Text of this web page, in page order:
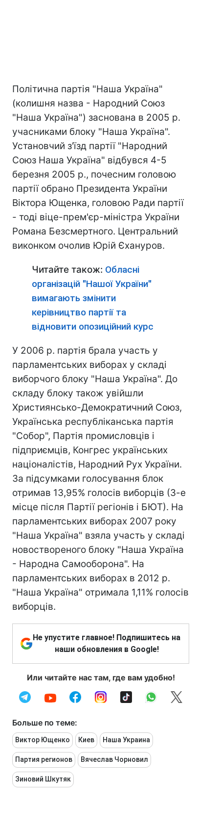
Політична партія "Наша Україна"
(колишня назва - Народний Союз
"Наша Україна") заснована в 2005 р.
учасниками блоку "Наша Україна".
Установчий з'їзд партії "Народний
Союз Наша Україна" відбувся 4-5
березня 2005 р., почесним головою
партії обрано Президента України
Віктора Ющенка, головою Ради партії
- тоді віце-прем'єр-міністра України
Романа Безсмертного. Центральний
виконком очолив Юрій Єхануров.
Читайте також: Обласні
організацій "Нашої України"
вимагають змінити
керівництво партії та
відновити опозиційний курс
У 2006 р. партія брала участь у
парламентських виборах у складі
виборчого блоку "Наша Україна". До
складу блоку також увійшли
Християнсько-Демократичний Союз,
Українська республіканська партія
"Собор", Партія промисловців і
підприємців, Конгрес українських
націоналістів, Народний Рух України.
За підсумками голосування блок
отримав 13,95% голосів виборців (3-е
місце після Партії регіонів і БЮТ). На
парламентських виборах 2007 року
"Наша Україна" взяла участь у складі
новоствореного блоку "Наша Україна
- Народна Самооборона". На
парламентських виборах в 2012 р.
"Наша Україна" отримала 1,11% голосів
виборців.
Не упустите главное! Подпишитесь на
наши обновления в Google!
Или читайте нас там, где вам удобно!
Больше по теме:
Виктор Ющенко Киев Наша Украина
Партия регионов Вячеслав Чорновил
Зиновий Шкутяк